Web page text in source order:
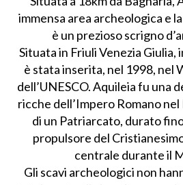
immensa area archeologica e
è un prezioso scrigno
Situata in Friuli Venezia Giulia,
è stata inserita, nel 1998, nel
dell’UNESCO. Aquileia fu una
ricche dell’Impero Romano
di un Patriarcato, durato
propulsore del
centrale durante il
Gli scavi archeologici non